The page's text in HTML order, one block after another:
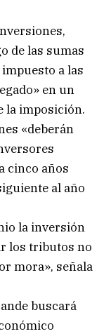
de las sumas
a las
en un
la imposición.
«deberán
cinco años
al año
la inversión
los tributos no
mora», señala
buscará